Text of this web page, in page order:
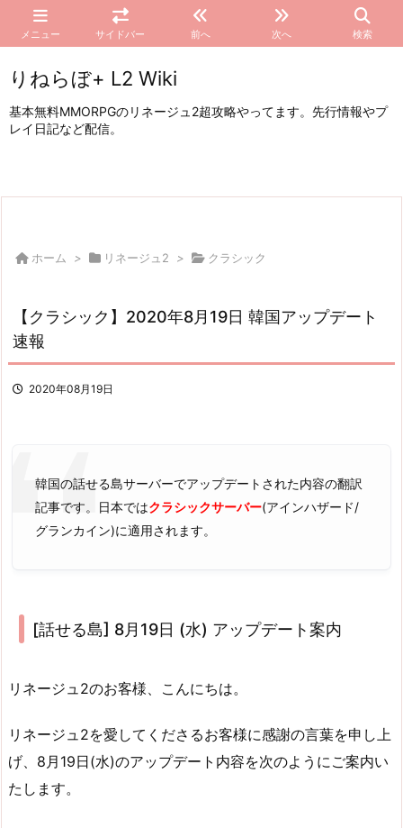
メニュー サイドバー 前へ 次へ 検索
りねらぼ+ L2 Wiki
基本無料MMORPGのリネージュ2超攻略やってます。先行情報やプ
レイ日記など配信。
ホーム > リネージュ2 > クラシック
【クラシック】2020年8月19日 韓国アップデート
速報
2020年08月19日
韓国の話せる島サーバーでアップデートされた内容の翻訳
記事です。日本ではクラシックサーバー(アインハザード/
グランカイン)に適用されます。
[話せる島] 8月19日 (水) アップデート案内
リネージュ2のお客様、こんにちは。
リネージュ2を愛してくださるお客様に感謝の言葉を申し上
げ、8月19日(水)のアップデート内容を次のようにご案内い
たします。